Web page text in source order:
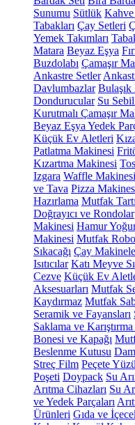
Sunumu Sütlük Kahve
Tabakları Çay Setleri
Yemek Takımları
Matara Beyaz Eşya
Buzdolabı Çamaşır
Ankastre Setler
Davlumbazlar
Dondurucular Su
Kurutmalı Çamaşır
Beyaz Eşya Yedek
Küçük Ev Aletleri
Patlatma Makinesi
Kızartma Makinesi
Izgara Waffle Makinesi
ve Tava Pizza
Hazırlama Mutfak
Doğrayıcı ve Rondolar
Makinesi Hamur
Makinesi Mutfak
Sıkacağı Çay
Isıtıcılar Katı Meyve
Cezve Küçük Ev
Aksesuarları Mutfak
Kaydırmaz Mutfak
Seramik ve Fayansları
Saklama ve Karıştırma
Bonesi ve Kapağı
Beslenme Kutusu
Streç Film Peçete
Poşeti Doypack Su
Arıtma Cihazları Su
ve Yedek Parçaları
Ürünleri Gıda ve